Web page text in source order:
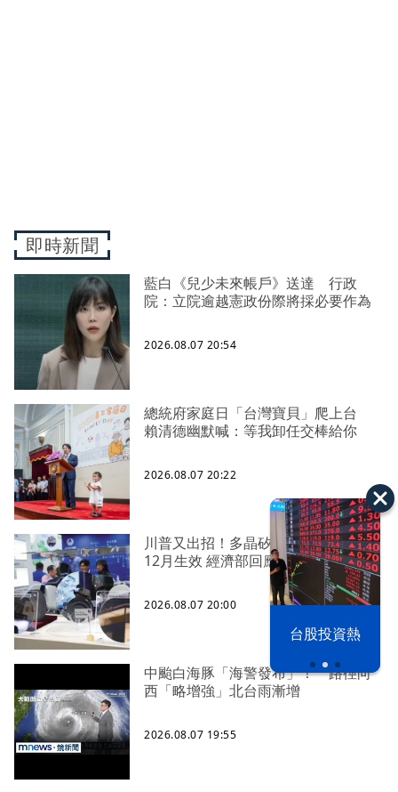
台股投資熱
即時新聞
藍白《兒少未來帳戶》送達 行政
院：立院逾越憲政份際將採必要作為
2026.08.07 20:54
總統府家庭日「台灣寶貝」爬上台
賴清德幽默喊：等我卸任交棒給你
2026.08.07 20:22
川普又出招！多晶矽產品課15%關稅
12月生效 經濟部回應了
2026.08.07 20:00
中颱白海豚「海警發布」！ 路徑向
西「略增強」北台雨漸增
2026.08.07 19:55